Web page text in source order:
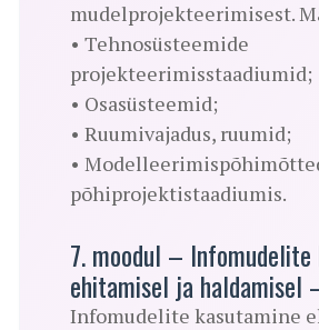
mudelprojekteerimisest.
• Tehnosüsteemide
projekteerimisstaadiumid;
• Osasüsteemid;
• Ruumivajadus, ruumid;
•
põhiprojektistaadiumis.
7. moodul – Infomudelite
ehitamisel ja haldamisel
Infomudelite kasutamine